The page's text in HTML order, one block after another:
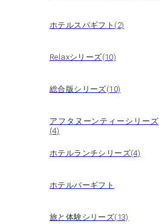
ホテルスパギフト(2)
Relaxシリーズ(10)
総合版シリーズ(10)
アフタヌーンティーシリーズ
(4)
ホテルランチシリーズ(4)
ホテルバーギフト
旅と体験シリーズ(13)